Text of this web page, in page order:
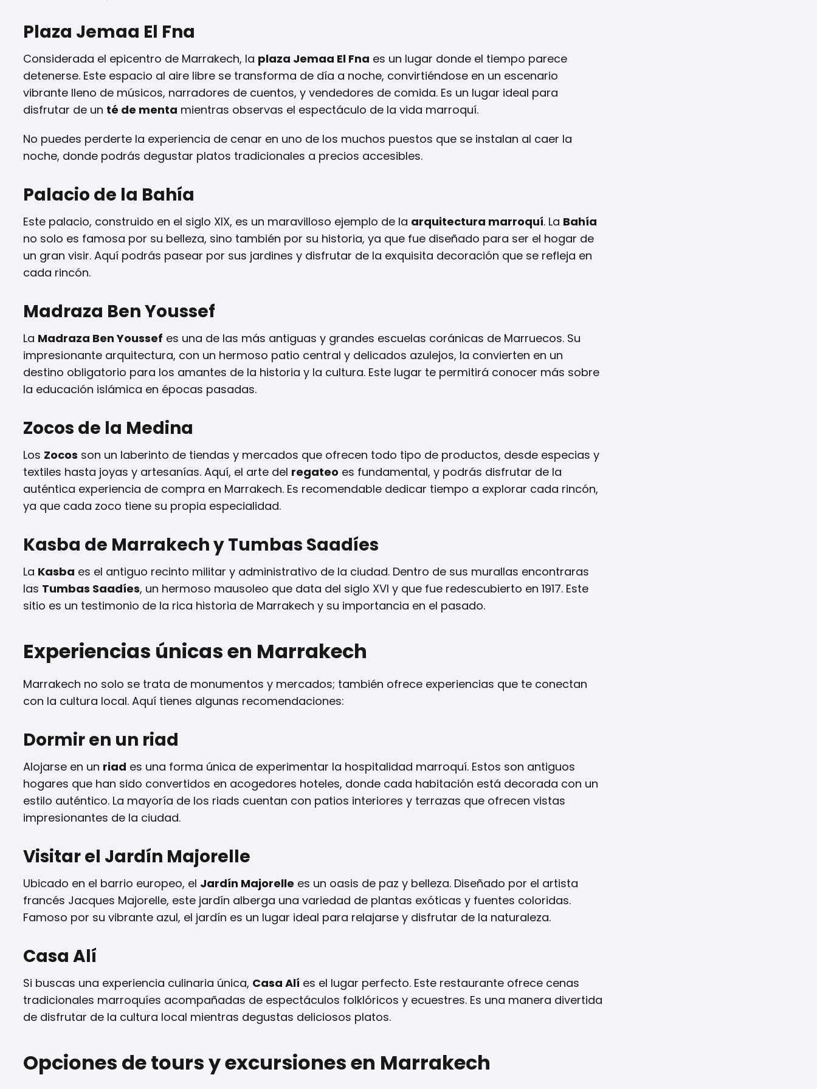
Plaza Jemaa El Fna
Considerada el epicentro de Marrakech, la plaza Jemaa El Fna es un lugar donde el tiempo parece
detenerse. Este espacio al aire libre se transforma de día a noche, convirtiéndose en un escenario
vibrante lleno de músicos, narradores de cuentos, y vendedores de comida. Es un lugar ideal para
disfrutar de un té de menta mientras observas el espectáculo de la vida marroquí.
No puedes perderte la experiencia de cenar en uno de los muchos puestos que se instalan al caer la
noche, donde podrás degustar platos tradicionales a precios accesibles.
Palacio de la Bahía
Este palacio, construido en el siglo XIX, es un maravilloso ejemplo de la arquitectura marroquí. La Bahía
no solo es famosa por su belleza, sino también por su historia, ya que fue diseñado para ser el hogar de
un gran visir. Aquí podrás pasear por sus jardines y disfrutar de la exquisita decoración que se refleja en
cada rincón.
Madraza Ben Youssef
La Madraza Ben Youssef es una de las más antiguas y grandes escuelas coránicas de Marruecos. Su
impresionante arquitectura, con un hermoso patio central y delicados azulejos, la convierten en un
destino obligatorio para los amantes de la historia y la cultura. Este lugar te permitirá conocer más sobre
la educación islámica en épocas pasadas.
Zocos de la Medina
Los Zocos son un laberinto de tiendas y mercados que ofrecen todo tipo de productos, desde especias y
textiles hasta joyas y artesanías. Aquí, el arte del regateo es fundamental, y podrás disfrutar de la
auténtica experiencia de compra en Marrakech. Es recomendable dedicar tiempo a explorar cada rincón,
ya que cada zoco tiene su propia especialidad.
Kasba de Marrakech y Tumbas Saadíes
La Kasba es el antiguo recinto militar y administrativo de la ciudad. Dentro de sus murallas encontraras
las Tumbas Saadíes, un hermoso mausoleo que data del siglo XVI y que fue redescubierto en 1917. Este
sitio es un testimonio de la rica historia de Marrakech y su importancia en el pasado.
Experiencias únicas en Marrakech
Marrakech no solo se trata de monumentos y mercados; también ofrece experiencias que te conectan
con la cultura local. Aquí tienes algunas recomendaciones:
Dormir en un riad
Alojarse en un riad es una forma única de experimentar la hospitalidad marroquí. Estos son antiguos
hogares que han sido convertidos en acogedores hoteles, donde cada habitación está decorada con un
estilo auténtico. La mayoría de los riads cuentan con patios interiores y terrazas que ofrecen vistas
impresionantes de la ciudad.
Visitar el Jardín Majorelle
Ubicado en el barrio europeo, el Jardín Majorelle es un oasis de paz y belleza. Diseñado por el artista
francés Jacques Majorelle, este jardín alberga una variedad de plantas exóticas y fuentes coloridas.
Famoso por su vibrante azul, el jardín es un lugar ideal para relajarse y disfrutar de la naturaleza.
Casa Alí
Si buscas una experiencia culinaria única, Casa Alí es el lugar perfecto. Este restaurante ofrece cenas
tradicionales marroquíes acompañadas de espectáculos folklóricos y ecuestres. Es una manera divertida
de disfrutar de la cultura local mientras degustas deliciosos platos.
Opciones de tours y excursiones en Marrakech